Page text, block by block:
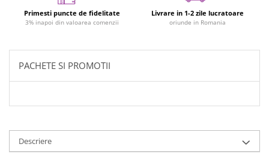
Jucarii cu cifre
Seturi Numberblocks
Puzzle de podea
IQ puzzle
Primesti puncte de fidelitate
3% inapoi din valoarea comenzii
Livrare in 1-2 zile lucratoare
oriunde in Romania
PACHETE SI PROMOTII
Descriere